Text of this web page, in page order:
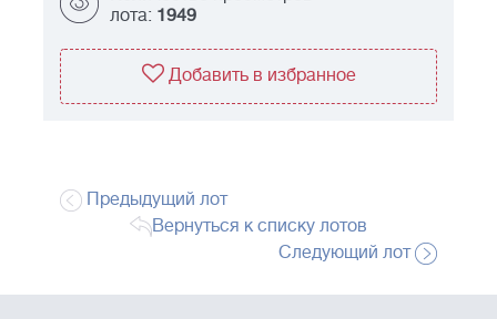
лота: 1949
Добавить в избранное
Предыдущий лот
Вернуться к списку лотов
Следующий лот